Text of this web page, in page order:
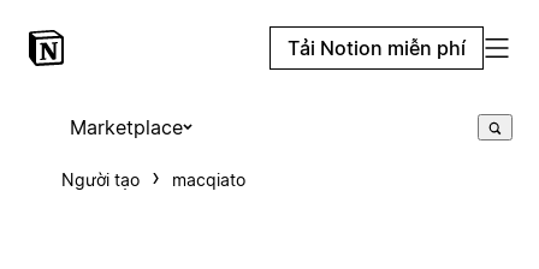
Tải Notion miễn phí
Marketplace
Người tạo macqiato